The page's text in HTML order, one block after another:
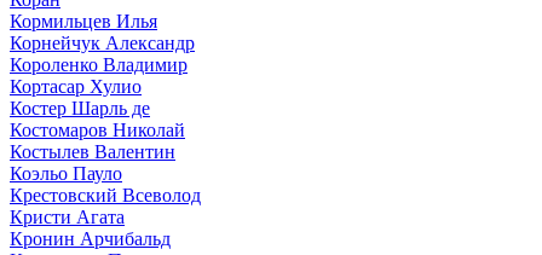
Кормильцев Илья
Корнейчук Александр
Короленко Владимир
Кортасар Хулио
Костер Шарль де
Костомаров Николай
Костылев Валентин
Коэльо Пауло
Крестовский Всеволод
Кристи Агата
Кронин Арчибальд